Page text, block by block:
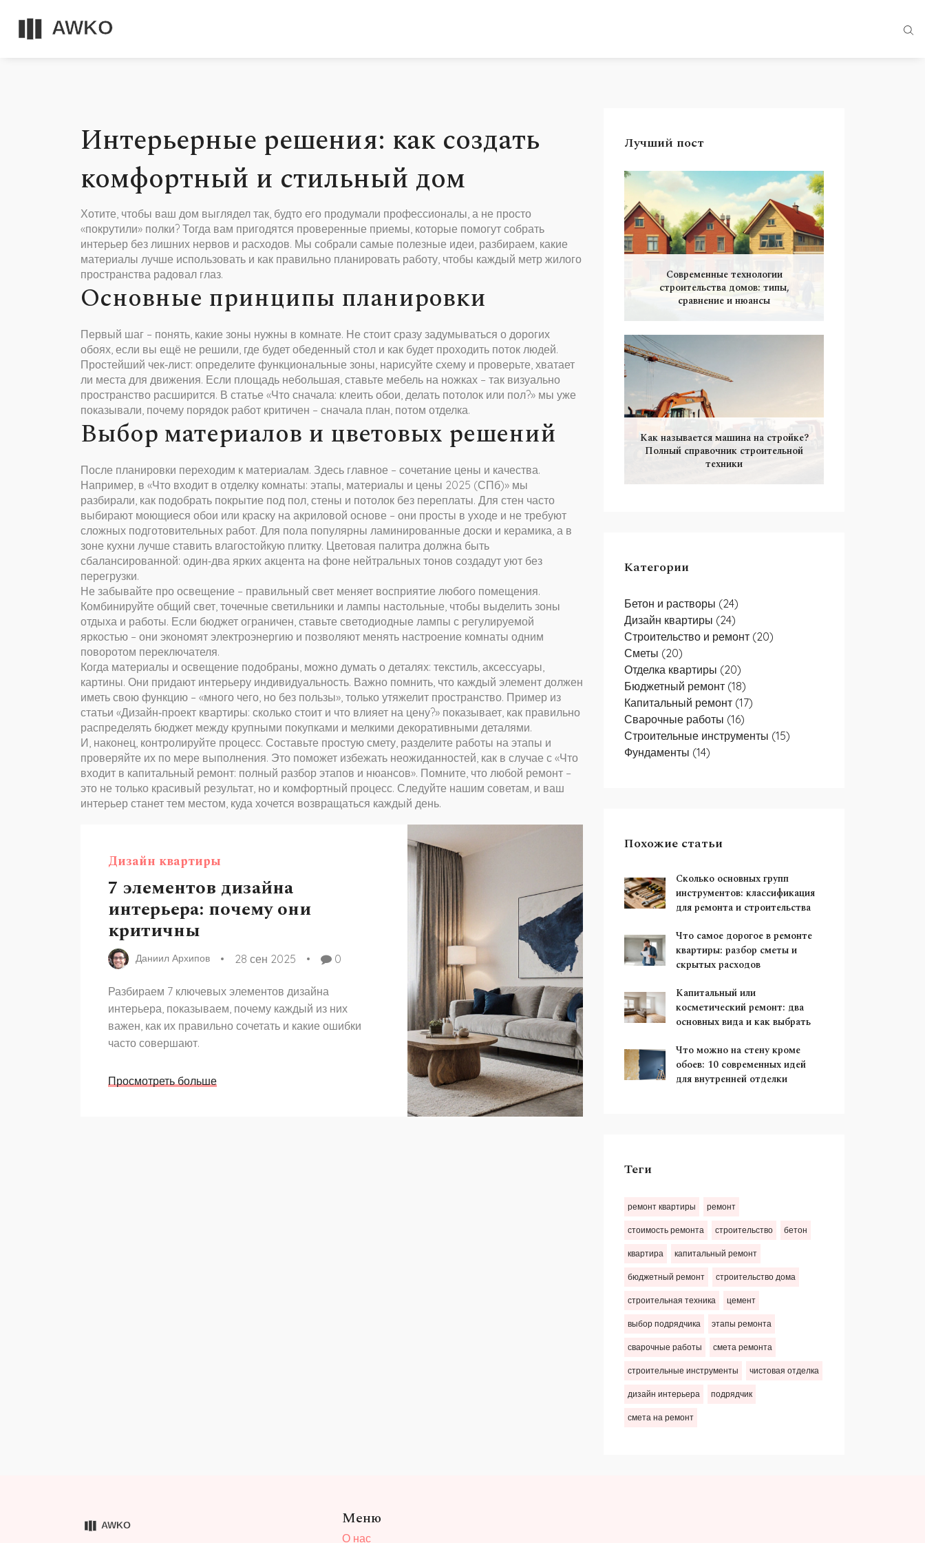
Интерьерные решения: как создать
комфортный и стильный дом
Хотите, чтобы ваш дом выглядел так, будто его продумали профессионалы, а не просто
«покрутили» полки? Тогда вам пригодятся проверенные приемы, которые помогут собрать
интерьер без лишних нервов и расходов. Мы собрали самые полезные идеи, разбираем, какие
материалы лучше использовать и как правильно планировать работу, чтобы каждый метр жилого
пространства радовал глаз.
Основные принципы планировки
Первый шаг – понять, какие зоны нужны в комнате. Не стоит сразу задумываться о дорогих
обоях, если вы ещё не решили, где будет обеденный стол и как будет проходить поток людей.
Простейший чек‑лист: определите функциональные зоны, нарисуйте схему и проверьте, хватает
ли места для движения. Если площадь небольшая, ставьте мебель на ножках – так визуально
пространство расширится. В статье «Что сначала: клеить обои, делать потолок или пол?» мы уже
показывали, почему порядок работ критичен – сначала план, потом отделка.
Выбор материалов и цветовых решений
После планировки переходим к материалам. Здесь главное – сочетание цены и качества.
Например, в «Что входит в отделку комнаты: этапы, материалы и цены 2025 (СПб)» мы
разбирали, как подобрать покрытие под пол, стены и потолок без переплаты. Для стен часто
выбирают моющиеся обои или краску на акриловой основе – они просты в уходе и не требуют
сложных подготовительных работ. Для пола популярны ламинированные доски и керамика, а в
зоне кухни лучше ставить влагостойкую плитку. Цветовая палитра должна быть
сбалансированной: один‑два ярких акцента на фоне нейтральных тонов создадут уют без
перегрузки.
Не забывайте про освещение – правильный свет меняет восприятие любого помещения.
Комбинируйте общий свет, точечные светильники и лампы настольные, чтобы выделить зоны
отдыха и работы. Если бюджет ограничен, ставьте светодиодные лампы с регулируемой
яркостью – они экономят электроэнергию и позволяют менять настроение комнаты одним
поворотом переключателя.
Когда материалы и освещение подобраны, можно думать о деталях: текстиль, аксессуары,
картины. Они придают интерьеру индивидуальность. Важно помнить, что каждый элемент должен
иметь свою функцию – «много чего, но без пользы», только утяжелит пространство. Пример из
статьи «Дизайн‑проект квартиры: сколько стоит и что влияет на цену?» показывает, как правильно
распределять бюджет между крупными покупками и мелкими декоративными деталями.
И, наконец, контролируйте процесс. Составьте простую смету, разделите работы на этапы и
проверяйте их по мере выполнения. Это поможет избежать неожиданностей, как в случае с «Что
входит в капитальный ремонт: полный разбор этапов и нюансов». Помните, что любой ремонт –
это не только красивый результат, но и комфортный процесс. Следуйте нашим советам, и ваш
интерьер станет тем местом, куда хочется возвращаться каждый день.
Дизайн квартиры
7 элементов дизайна
интерьера: почему они
критичны
Даниил Архипов 28 сен 2025 0
Разбираем 7 ключевых элементов дизайна
интерьера, показываем, почему каждый из них
важен, как их правильно сочетать и какие ошибки
часто совершают.
Просмотреть больше
Лучший пост
Современные технологии
строительства домов: типы,
сравнение и нюансы
Как называется машина на стройке?
Полный справочник строительной
техники
Категории
Бетон и растворы (24)
Дизайн квартиры (24)
Строительство и ремонт (20)
Сметы (20)
Отделка квартиры (20)
Бюджетный ремонт (18)
Капитальный ремонт (17)
Сварочные работы (16)
Строительные инструменты (15)
Фундаменты (14)
Похожие статьи
Сколько основных групп
инструментов: классификация
для ремонта и строительства
Что самое дорогое в ремонте
квартиры: разбор сметы и
скрытых расходов
Капитальный или
косметический ремонт: два
основных вида и как выбрать
Что можно на стену кроме
обоев: 10 современных идей
для внутренней отделки
Теги
ремонт квартиры ремонт
стоимость ремонта строительство бетон
квартира капитальный ремонт
бюджетный ремонт строительство дома
строительная техника цемент
выбор подрядчика этапы ремонта
сварочные работы смета ремонта
строительные инструменты чистовая отделка
дизайн интерьера подрядчик
смета на ремонт
Меню
О нас